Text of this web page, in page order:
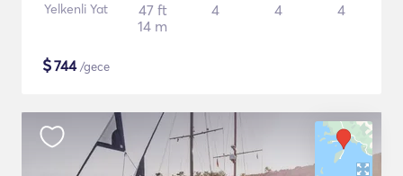
Yelkenli Yat
47 ft
14 m
4 4 4
$744/gece